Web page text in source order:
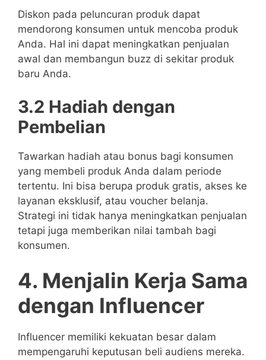
Diskon pada peluncuran produk dapat
mendorong konsumen untuk mencoba produk
Anda. Hal ini dapat meningkatkan penjualan
awal dan membangun buzz di sekitar produk
baru Anda.
3.2 Hadiah dengan
Pembelian
Tawarkan hadiah atau bonus bagi konsumen
yang membeli produk Anda dalam periode
tertentu. Ini bisa berupa produk gratis, akses ke
layanan eksklusif, atau voucher belanja.
Strategi ini tidak hanya meningkatkan penjualan
tetapi juga memberikan nilai tambah bagi
konsumen.
4. Menjalin Kerja Sama
dengan Influencer
Influencer memiliki kekuatan besar dalam
mempengaruhi keputusan beli audiens mereka.